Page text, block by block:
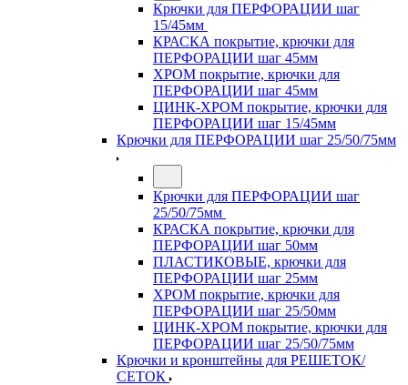
Крючки для ПЕРФОРАЦИИ шаг
15/45мм
КРАСКА покрытие, крючки для
ПЕРФОРАЦИИ шаг 45мм
ХРОМ покрытие, крючки для
ПЕРФОРАЦИИ шаг 45мм
ЦИНК-ХРОМ покрытие, крючки для
ПЕРФОРАЦИИ шаг 15/45мм
Крючки для ПЕРФОРАЦИИ шаг 25/50/75мм
Крючки для ПЕРФОРАЦИИ шаг
25/50/75мм
КРАСКА покрытие, крючки для
ПЕРФОРАЦИИ шаг 50мм
ПЛАСТИКОВЫЕ, крючки для
ПЕРФОРАЦИИ шаг 25мм
ХРОМ покрытие, крючки для
ПЕРФОРАЦИИ шаг 25/50мм
ЦИНК-ХРОМ покрытие, крючки для
ПЕРФОРАЦИИ шаг 25/50/75мм
Крючки и кронштейны для РЕШЕТОК/
СЕТОК